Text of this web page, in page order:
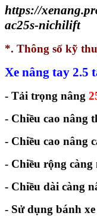
https://
ac25s-nichilift
*. Thông số kỹ
Xe nâng tay 2.5
- Tải trọng nâng
- Chiều cao nâng
- Chiều cao nâng
- Chiều rộng càng
- Chiều dài càng
- Sử dụng bánh